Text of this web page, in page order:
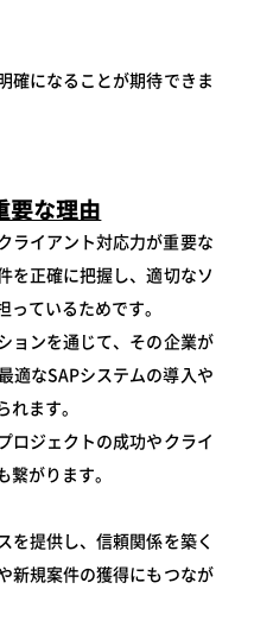
確になることが期待できま
要な理由
ライアント対応力が重要な
を正確に把握し、適切なソ
ているためです。
ョンを通じて、その企業が
適なSAPシステムの導入や
ます。
ロジェクトの成功やクライ
がります。
を提供し、信頼関係を築く
新規案件の獲得にもつなが